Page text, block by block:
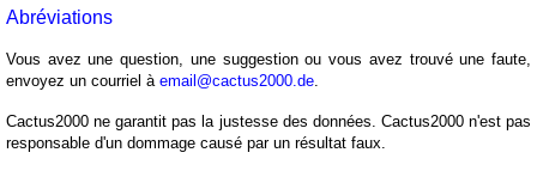
Abréviations
Vous avez une question, une suggestion ou vous avez trouvé une faute,
envoyez un courriel à email@cactus2000.de.
Cactus2000 ne garantit pas la justesse des données. Cactus2000 n'est pas
responsable d'un dommage causé par un résultat faux.